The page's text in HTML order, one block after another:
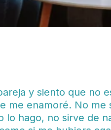
y siento que no
me enamoré. No me
lo hago, no sirve de